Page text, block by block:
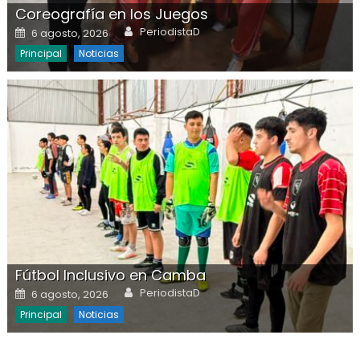
Coreografía en los Juegos
Posted on
6 agosto, 2026 Author
PeriodistaD
Principal Noticias
Fútbol Inclusivo en Camba
Posted on
6 agosto, 2026 Author
PeriodistaD
Principal Noticias